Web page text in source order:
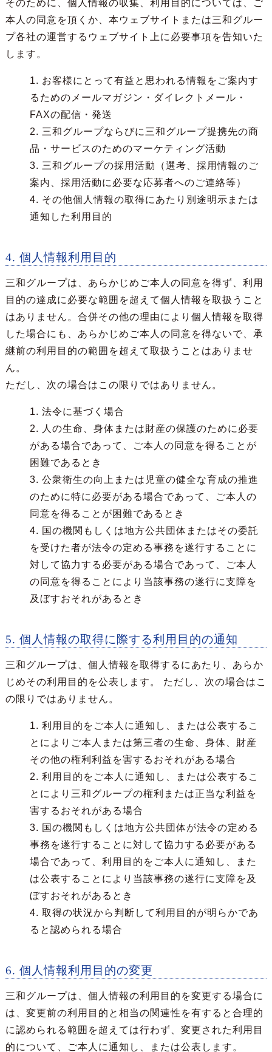
そのために、個人情報の収集、利用目的については、ご
本人の同意を頂くか、本ウェブサイトまたは三和グルー
プ各社の運営するウェブサイト上に必要事項を告知いた
します。
1. お客様にとって有益と思われる情報をご案内す
るためのメールマガジン・ダイレクトメール・
FAXの配信・発送
2. 三和グループならびに三和グループ提携先の商
品・サービスのためのマーケティング活動
3. 三和グループの採用活動（選考、採用情報のご
案内、採用活動に必要な応募者へのご連絡等）
4. その他個人情報の取得にあたり別途明示または
通知した利用目的
4. 個人情報利用目的
三和グループは、あらかじめご本人の同意を得ず、利用
目的の達成に必要な範囲を超えて個人情報を取扱うこと
はありません。合併その他の理由により個人情報を取得
した場合にも、あらかじめご本人の同意を得ないで、承
継前の利用目的の範囲を超えて取扱うことはありませ
ん。
ただし、次の場合はこの限りではありません。
1. 法令に基づく場合
2. 人の生命、身体または財産の保護のために必要
がある場合であって、ご本人の同意を得ることが
困難であるとき
3. 公衆衛生の向上または児童の健全な育成の推進
のために特に必要がある場合であって、ご本人の
同意を得ることが困難であるとき
4. 国の機関もしくは地方公共団体またはその委託
を受けた者が法令の定める事務を遂行することに
対して協力する必要がある場合であって、ご本人
の同意を得ることにより当該事務の遂行に支障を
及ぼすおそれがあるとき
5. 個人情報の取得に際する利用目的の通知
三和グループは、個人情報を取得するにあたり、あらか
じめその利用目的を公表します。 ただし、次の場合はこ
の限りではありません。
1. 利用目的をご本人に通知し、または公表するこ
とによりご本人または第三者の生命、身体、財産
その他の権利利益を害するおそれがある場合
2. 利用目的をご本人に通知し、または公表するこ
とにより三和グループの権利または正当な利益を
害するおそれがある場合
3. 国の機関もしくは地方公共団体が法令の定める
事務を遂行することに対して協力する必要がある
場合であって、利用目的をご本人に通知し、また
は公表することにより当該事務の遂行に支障を及
ぼすおそれがあるとき
4. 取得の状況から判断して利用目的が明らかであ
ると認められる場合
6. 個人情報利用目的の変更
三和グループは、個人情報の利用目的を変更する場合に
は、変更前の利用目的と相当の関連性を有すると合理的
に認められる範囲を超えては行わず、変更された利用目
的について、ご本人に通知し、または公表します。